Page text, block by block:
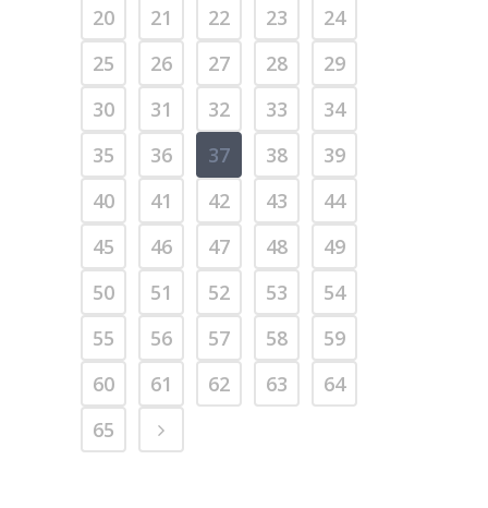
20
21 22 23
24
25
26 27 28
29
30
31 32 33
34
35
36 37 38
39
40
41 42 43
44
45
46 47 48
49
50
51 52 53
54
55
56 57 58
59
60
61 62 63
64
65